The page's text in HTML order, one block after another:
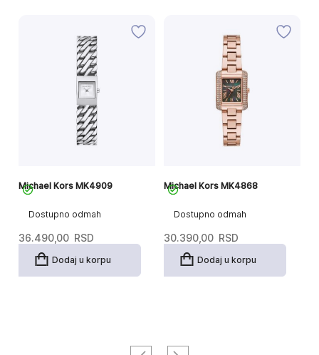
Dostupno odmah
Michael Kors MK4909
36.490,00 RSD
Dodaj u korpu
Dostupno odmah
Michael Kors MK4868
30.390,00 RSD
Dodaj u korpu